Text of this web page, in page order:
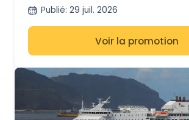
Publié: 29 juil. 2026
Voir la promotion